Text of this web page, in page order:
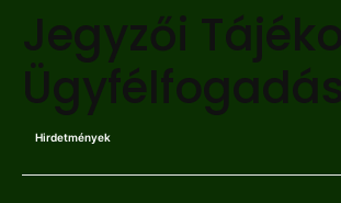
Jegyzői
Hirdetmények